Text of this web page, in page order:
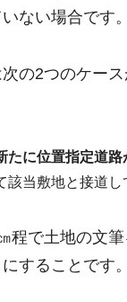
ない場合です。
の2つのケー
たに位置指定道路
該当敷地と接道し
程で土地の文
することです。